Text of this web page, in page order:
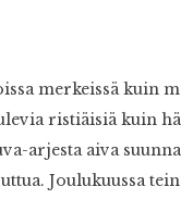
merkeissä kuin
ristiäisiä kuin
arjesta aiva
Joulukuussa